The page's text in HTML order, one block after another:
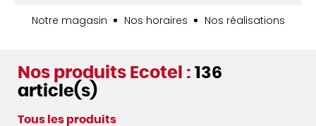
Notre magasin Nos horaires Nos réalisations
Nos produits Ecotel : 136
article(s)
Tous les produits